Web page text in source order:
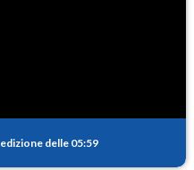
edizione delle 05:59